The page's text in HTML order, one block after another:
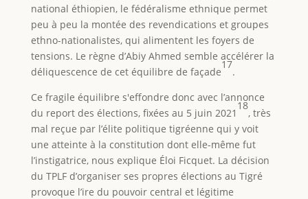
national éthiopien, le fédéralisme ethnique permet
peu à peu la montée des revendications et groupes
ethno-nationalistes, qui alimentent les foyers de
tensions. Le règne d’Abiy Ahmed semble accélérer la
déliquescence de cet équilibre de façade
17
.
Ce fragile équilibre s'effondre donc avec l’annonce
du report des élections, fixées au 5 juin 2021
18
, très
mal reçue par l’élite politique tigréenne qui y voit
une atteinte à la constitution dont elle-même fut
l’instigatrice, nous explique Éloi Ficquet. La décision
du TPLF d’organiser ses propres élections au Tigré
provoque l’ire du pouvoir central et légitime